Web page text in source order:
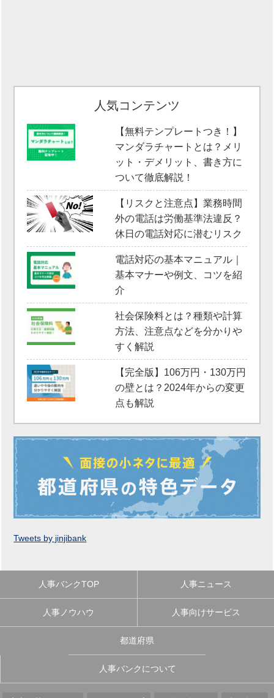
人気コンテンツ
【無料テンプレートつき！】
マンダラチャートとは？メリ
ット・デメリット、書き方に
ついて徹底解説！
【リスクと注意点】業務時間
外の電話は労働基準法違反？
休日の電話対応に潜むリスク
電話対応の基本マニュアル｜
基本マナーや例文、コツを紹
介
社会保険料とは？種類や計算
方法、注意点などを分かりや
すく解説
【完全版】106万円・130万円
の壁とは？2024年からの変更
点も解説
Tweets by jinjibank
人事バンクTOP 人事ニュース
人事ノウハウ 人事向けサービス
都道府県
人事バンクについて